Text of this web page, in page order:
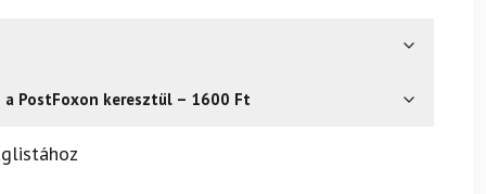
a PostFoxon keresztül – 1600 Ft
gond – a terméket egyszerűen visszaküldheti 14